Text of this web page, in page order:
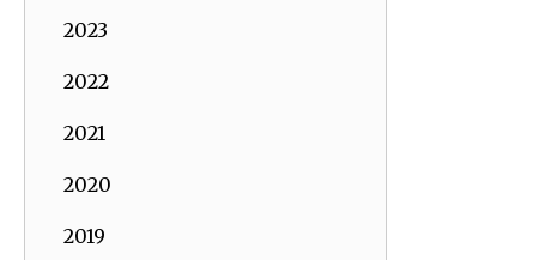
2023
2022
2021
2020
2019